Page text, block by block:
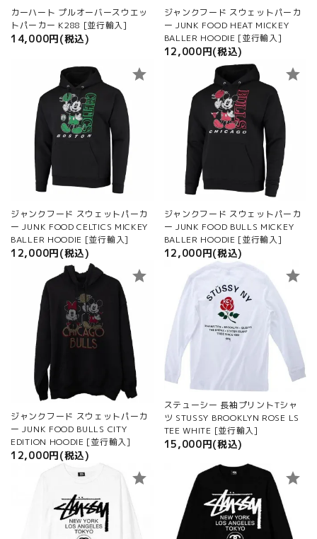
カーハート プルオーバースウエッ
トパーカー K288 [並行輸入]
14,000円(税込)
ジャンクフード スウェットパーカ
ー JUNK FOOD HEAT MICKEY
BALLER HOODIE [並行輸入]
12,000円(税込)
ジャンクフード スウェットパーカ
ー JUNK FOOD CELTICS MICKEY
BALLER HOODIE [並行輸入]
12,000円(税込)
star
ジャンクフード スウェットパーカ
ー JUNK FOOD BULLS MICKEY
BALLER HOODIE [並行輸入]
12,000円(税込)
star
ジャンクフード スウェットパーカ
ー JUNK FOOD BULLS CITY
EDITION HOODIE [並行輸入]
12,000円(税込)
star
ステューシー 長袖プリントTシャ
ツ STUSSY BROOKLYN ROSE LS
TEE WHITE [並行輸入]
15,000円(税込)
star
star star